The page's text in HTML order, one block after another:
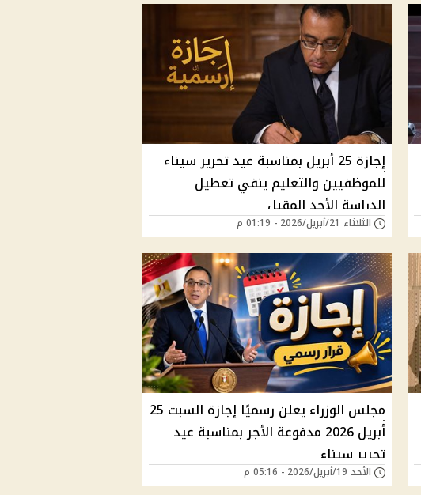
إجازة 25 أبريل بمناسبة عيد تحرير سيناء
للموظفيين والتعليم ينفي تعطيل
الدراسة الأحد المقبل
الثلاثاء 21/أبريل/2026 - 01:19 م
مجلس الوزراء يعلن رسميًا إجازة السبت 25
أبريل 2026 مدفوعة الأجر بمناسبة عيد
تحرير سيناء
الأحد 19/أبريل/2026 - 05:16 م